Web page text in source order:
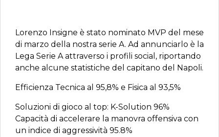
Lorenzo Insigne è stato nominato MVP del mese
di marzo della nostra serie A. Ad annunciarlo è la
Lega Serie A attraverso i profili social, riportando
anche alcune statistiche del capitano del Napoli.
Efficienza Tecnica al 95,8% e Fisica al 93,5%
Soluzioni di gioco al top: K-Solution 96%
Capacità di accelerare la manovra offensiva con
un indice di aggressività 95.8%